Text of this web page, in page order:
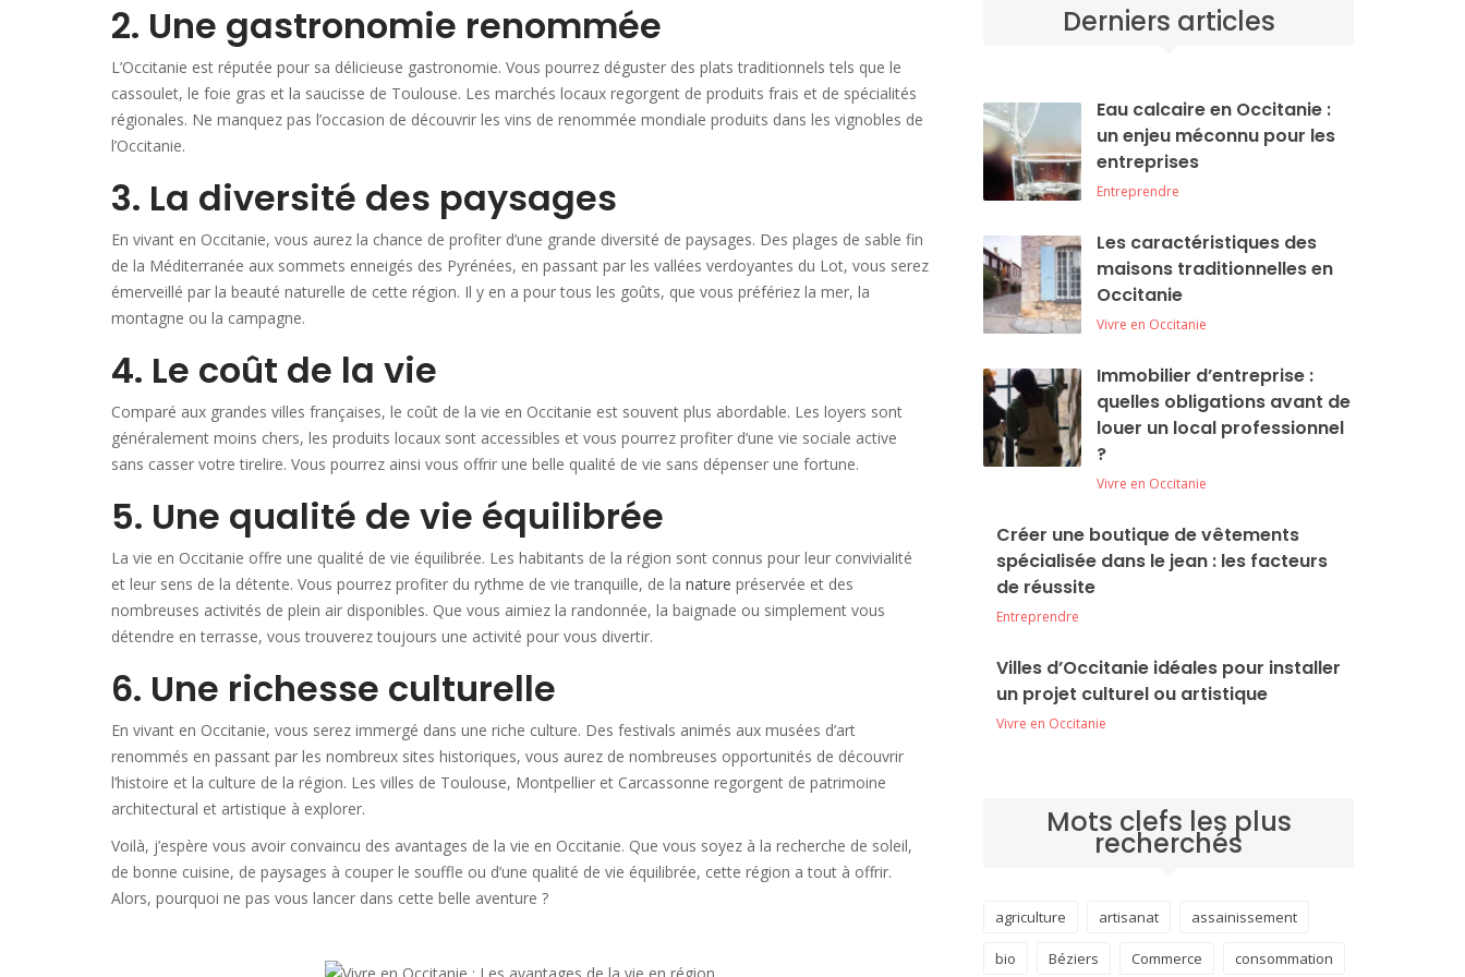
2. Une gastronomie renommée
L’Occitanie est réputée pour sa délicieuse gastronomie. Vous pourrez déguster des plats traditionnels tels que le
cassoulet, le foie gras et la saucisse de Toulouse. Les marchés locaux regorgent de produits frais et de spécialités
régionales. Ne manquez pas l’occasion de découvrir les vins de renommée mondiale produits dans les vignobles de
l’Occitanie.
3. La diversité des paysages
En vivant en Occitanie, vous aurez la chance de profiter d’une grande diversité de paysages. Des plages de sable fin
de la Méditerranée aux sommets enneigés des Pyrénées, en passant par les vallées verdoyantes du Lot, vous serez
émerveillé par la beauté naturelle de cette région. Il y en a pour tous les goûts, que vous préfériez la mer, la
montagne ou la campagne.
4. Le coût de la vie
Comparé aux grandes villes françaises, le coût de la vie en Occitanie est souvent plus abordable. Les loyers sont
généralement moins chers, les produits locaux sont accessibles et vous pourrez profiter d’une vie sociale active
sans casser votre tirelire. Vous pourrez ainsi vous offrir une belle qualité de vie sans dépenser une fortune.
5. Une qualité de vie équilibrée
La vie en Occitanie offre une qualité de vie équilibrée. Les habitants de la région sont connus pour leur convivialité
et leur sens de la détente. Vous pourrez profiter du rythme de vie tranquille, de la nature préservée et des
nombreuses activités de plein air disponibles. Que vous aimiez la randonnée, la baignade ou simplement vous
détendre en terrasse, vous trouverez toujours une activité pour vous divertir.
6. Une richesse culturelle
En vivant en Occitanie, vous serez immergé dans une riche culture. Des festivals animés aux musées d’art
renommés en passant par les nombreux sites historiques, vous aurez de nombreuses opportunités de découvrir
l’histoire et la culture de la région. Les villes de Toulouse, Montpellier et Carcassonne regorgent de patrimoine
architectural et artistique à explorer.
Voilà, j’espère vous avoir convaincu des avantages de la vie en Occitanie. Que vous soyez à la recherche de soleil,
de bonne cuisine, de paysages à couper le souffle ou d’une qualité de vie équilibrée, cette région a tout à offrir.
Alors, pourquoi ne pas vous lancer dans cette belle aventure ?
Derniers articles
Eau calcaire en Occitanie :
un enjeu méconnu pour les
entreprises
Entreprendre
Les caractéristiques des
maisons traditionnelles en
Occitanie
Vivre en Occitanie
Immobilier d’entreprise :
quelles obligations avant de
louer un local professionnel
?
Vivre en Occitanie
Créer une boutique de vêtements
spécialisée dans le jean : les facteurs
de réussite
Entreprendre
Villes d’Occitanie idéales pour installer
un projet culturel ou artistique
Vivre en Occitanie
Mots clefs les plus
recherchés
agriculture artisanat assainissement
bio Béziers Commerce consommation